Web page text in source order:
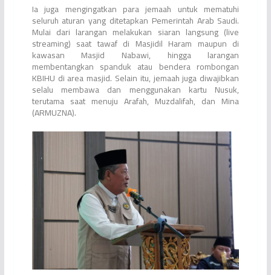
Ia juga mengingatkan para jemaah untuk mematuhi
seluruh aturan yang ditetapkan Pemerintah Arab Saudi.
Mulai dari larangan melakukan siaran langsung (live
streaming) saat tawaf di Masjidil Haram maupun di
kawasan Masjid Nabawi, hingga larangan
membentangkan spanduk atau bendera rombongan
KBIHU di area masjid. Selain itu, jemaah juga diwajibkan
selalu membawa dan menggunakan kartu Nusuk,
terutama saat menuju Arafah, Muzdalifah, dan Mina
(ARMUZNA).